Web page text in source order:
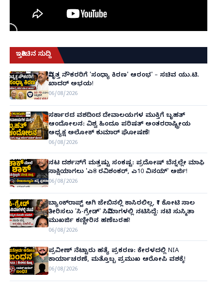
ಇತ್ತೀಚಿನ ಸುದ್ದಿ
ನಿವೃತ್ತ ನೌಕರರಿಗೆ 'ಸಂಧ್ಯಾ ಕಿರಣ' ಆರಂಭ' – ಸಚಿವ ಯು.ಟಿ.
ಖಾದರ್ ಅಭಯ!
06/08/2026
ಸರ್ಕಾರದ ವಶದಿಂದ ದೇವಾಲಯಗಳ ಮುಕ್ತಿಗೆ ಬೃಹತ್
ಆಂದೋಲನ: ವಿಶ್ವ ಹಿಂದೂ ಪರಿಷತ್ ಅಂತರರಾಷ್ಟ್ರೀಯ
ಅಧ್ಯಕ್ಷ ಅಲೋಕ್ ಕುಮಾರ್ ಘೋಷಣೆ!
06/08/2026
ನಟ ದರ್ಶನ್‌ಗೆ ಮತ್ತಷ್ಟು ಸಂಕಷ್ಟ: ಪ್ರದೋಷ್ ಬೆನ್ನಲ್ಲೇ ಮಾಫಿ
ಸಾಕ್ಷಿಯಾಗಲು 'ಎ8 ರವಿಶಂಕರ್, ಎ10 ವಿನಯ್' ಅರ್ಜಿ!
06/08/2026
ಬ್ಯಾಂಕ್‌ರಾಪ್ಟ್‌ ಆಗಿ ಜೇಬಿನಲ್ಲಿ ಕಾಸಿರಲಿಲ್ಲ, ₹1 ಕೋಟಿ ಸಾಲ
ತೀರಿಸಲು 'ಸಿ-ಗ್ರೇಡ್' ಸಿನಿಮಾಗಳಲ್ಲಿ ನಟಿಸಿದ್ದೆ: ನಟಿ ಸುಸ್ಮಿತಾ
ಮುಖರ್ಜಿ ಕಣ್ಣೀರಿನ ಹಣೆಬರಹ!
06/08/2026
ಪ್ರವೀಣ್ ನೆಟ್ಟಾರು ಹತ್ಯೆ ಪ್ರಕರಣ: ಕೇರಳದಲ್ಲಿ NIA
ಕಾರ್ಯಾಚರಣೆ, ಮತ್ತೊಬ್ಬ ಪ್ರಮುಖ ಆರೋಪಿ ವಶಕ್ಕೆ!
06/08/2026